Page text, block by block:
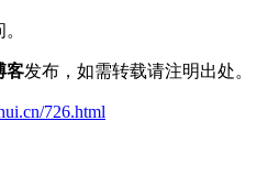
客发布，如需转载请注明出处。
726.html